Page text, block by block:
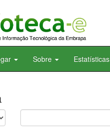
Sobre Estatísticas